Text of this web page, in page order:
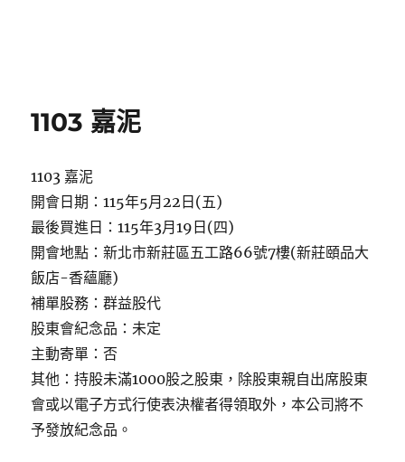
1103 嘉泥
1103 嘉泥
開會日期：115年5月22日(五)
最後買進日：115年3月19日(四)
開會地點：新北市新莊區五工路66號7樓(新莊頤品大
飯店-香蘊廳)
補單股務：群益股代
股東會紀念品：未定
主動寄單：否
其他：持股未滿1000股之股東，除股東親自出席股東
會或以電子方式行使表決權者得領取外，本公司將不
予發放紀念品。